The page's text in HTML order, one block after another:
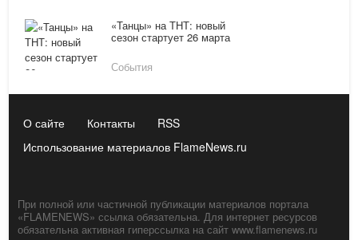
«Танцы» на ТНТ: новый
сезон стартует 26 марта
События
О сайте Контакты
RSS
Использование материалов FlameNews.ru
При полной или частичной публикации материалов портала
«FLAMENEWS» ссылка обязательна. Для интернет ресурсов
обязательна активная гиперссылка на сайт www.flamenews.ru